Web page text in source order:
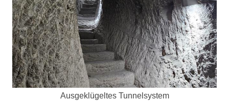
Ausgeklügeltes Tunnelsystem